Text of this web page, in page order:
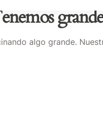
algo grande.